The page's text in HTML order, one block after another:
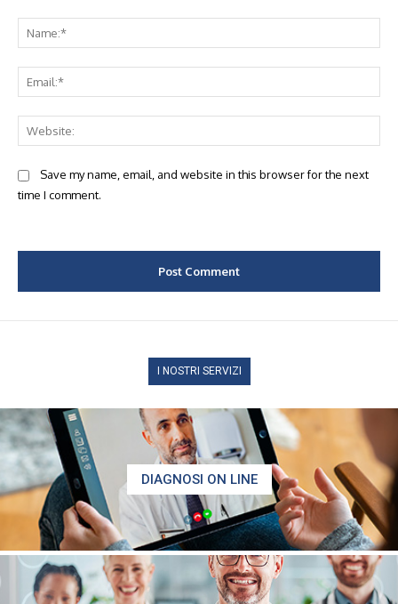
Save my name, email, and website in this browser for the next
time I comment.
I NOSTRI SERVIZI
DIAGNOSI ON LINE